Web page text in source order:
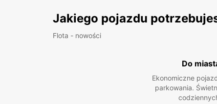
Jakiego pojazdu
Flota - nowości
Do
Ekonomiczne
parkowania.